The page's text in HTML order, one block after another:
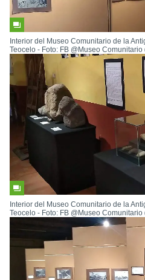
Interior del Museo Comunitario de la
Teocelo - Foto: FB @Museo Comunitario
Interior del Museo Comunitario de la
Teocelo - Foto: FB @Museo Comunitario